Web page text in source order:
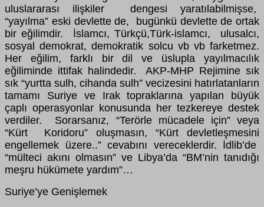
uluslararası ilişkiler dengesi yaratılabilmişse,
“yayılma” eski devlette de, bugünkü devlette de ortak
bir eğilimdir. İslamcı, Türkçü,Türk-islamcı, ulusalcı,
sosyal demokrat, demokratik solcu vb vb farketmez.
Her eğilim, farklı bir dil ve üslupla yayılmacılık
eğiliminde ittifak halindedir. AKP-MHP Rejimine sık
sık “yurtta sulh, cihanda sulh” vecizesini hatırlatanların
tamamı Suriye ve Irak topraklarına yapılan büyük
çaplı operasyonlar konusunda her tezkereye destek
verdiler. Sorarsanız, “Terörle mücadele için” veya
“Kürt Koridoru” oluşmasın, “Kürt devletleşmesini
engellemek üzere..” cevabını vereceklerdir. İdlib’de
“mülteci akını olmasın” ve Libya’da “BM’nin tanıdığı
meşru hükümete yardım”…
Suriye’ye Genişlemek